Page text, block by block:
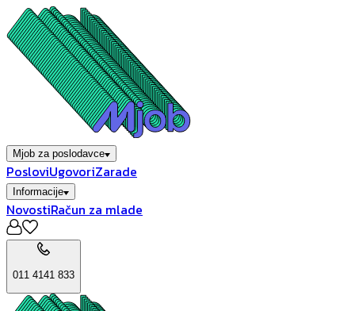
Mjob za poslodavce
PosloviUgovoriZarade
Informacije
NovostiRačun za mlade
011 4141 833